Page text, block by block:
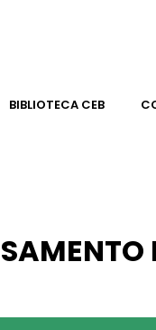
BIBLIOTECA CEB